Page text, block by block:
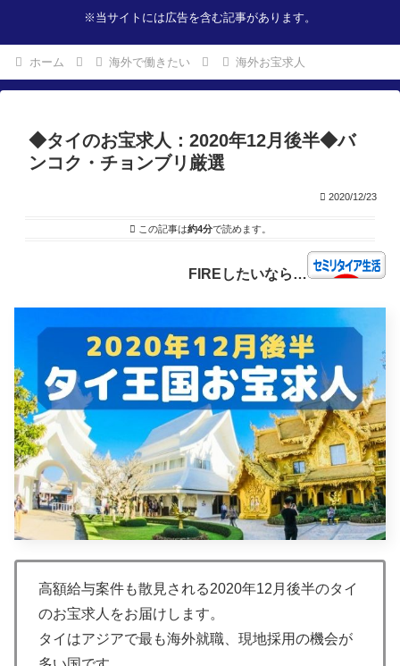
※当サイトには広告を含む記事があります。
ホーム 海外で働きたい 海外お宝求人
◆タイのお宝求人：2020年12月後半◆バ
ンコク・チョンブリ厳選
2020/12/23
この記事は約4分で読めます。
FIREしたいなら…
高額給与案件も散見される2020年12月後半のタイ
のお宝求人をお届けします。
タイはアジアで最も海外就職、現地採用の機会が